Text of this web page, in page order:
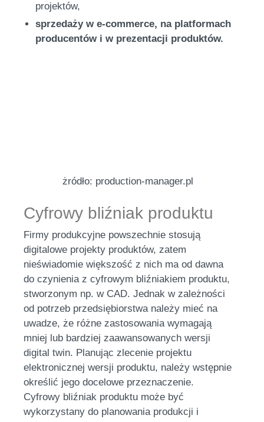
projektów,
sprzedaży w e-commerce, na platformach
producentów i w prezentacji produktów.
żródło: production-manager.pl
Cyfrowy bliźniak produktu
Firmy produkcyjne powszechnie stosują
digitalowe projekty produktów, zatem
nieświadomie większość z nich ma od dawna
do czynienia z cyfrowym bliźniakiem produktu,
stworzonym np. w CAD. Jednak w zależności
od potrzeb przedsiębiorstwa należy mieć na
uwadze, że różne zastosowania wymagają
mniej lub bardziej zaawansowanych wersji
digital twin. Planując zlecenie projektu
elektronicznej wersji produktu, należy wstępnie
określić jego docelowe przeznaczenie.
Cyfrowy bliźniak produktu może być
wykorzystany do planowania produkcji i